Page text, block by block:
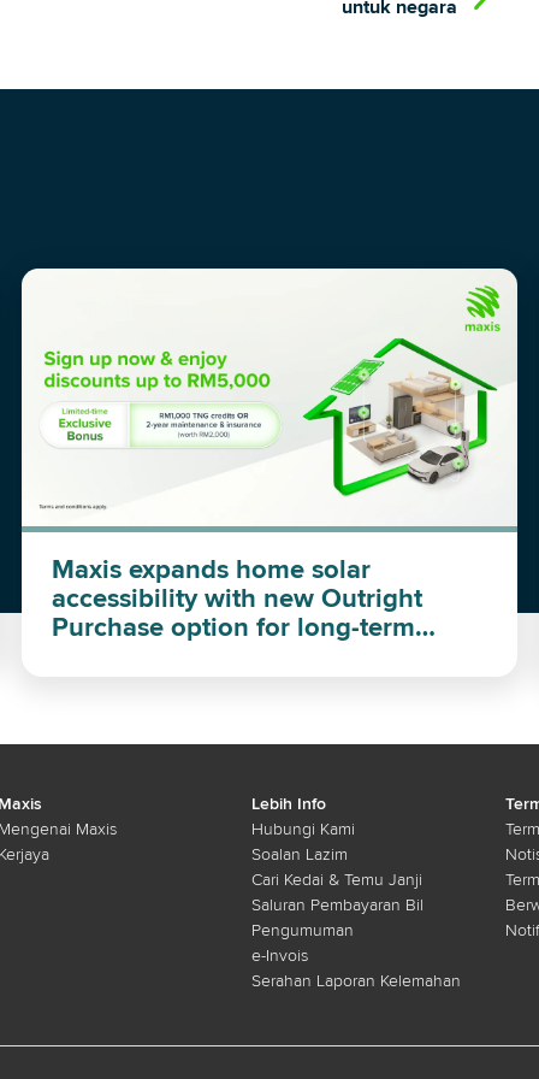
untuk negara
Maxis expands home solar
accessibility with new Outright
Purchase option for long-term
Maxis
Lebih Info
Hubungi Kami
Soalan Lazim
Cari Kedai & Temu Janji
Saluran Pembayaran Bil
Pengumuman
e-Invois
Serahan Laporan Kelemahan